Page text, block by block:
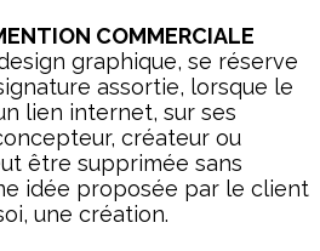
COMMERCIALE
graphique, se réserve
assortie, lorsque le
lien internet, sur ses
créateur ou
être supprimée sans
idée proposée par le client
une création.